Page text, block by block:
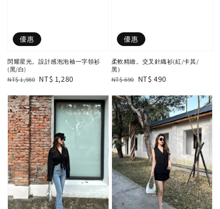
優惠
閃耀星光。設計感泡泡袖一字領衫
(黑/白)
Regular
NT$ 1,980 Sale
NT$ 1,280
優惠
柔軟精緻。交叉針織衫(紅/卡其/
黑）
Regular
NT$ 690 Sale
NT$ 490